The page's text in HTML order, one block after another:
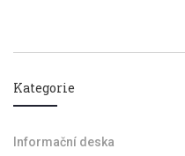
Kategorie
Informační deska